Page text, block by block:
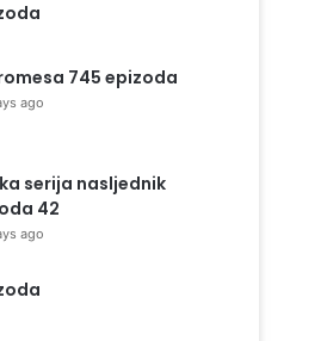
745 epizoda
ago
serija nasljednik
42
ago